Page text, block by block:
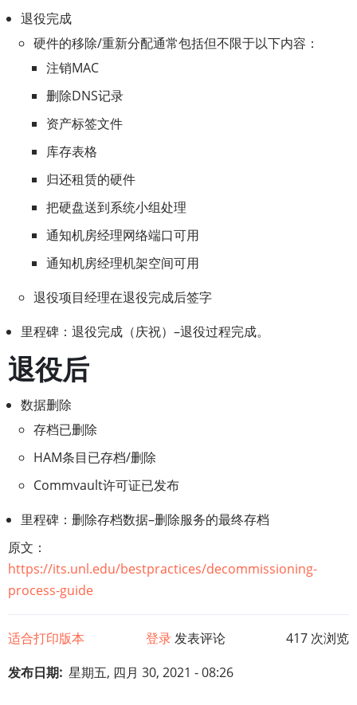
退役完成
硬件的移除/重新分配通常包括但不限于以下内容：
注销MAC
删除DNS记录
资产标签文件
库存表格
归还租赁的硬件
把硬盘送到系统小组处理
通知机房经理网络端口可用
通知机房经理机架空间可用
退役项目经理在退役完成后签字
里程碑：退役完成（庆祝）–退役过程完成。
退役后
数据删除
存档已删除
HAM条目已存档/删除
Commvault许可证已发布
里程碑：删除存档数据–删除服务的最终存档
原文：
https://its.unl.edu/bestpractices/decommissioning-
process-guide
适合打印版本 登录发表评论
417 次浏览
发布日期 星期五, 四月 30, 2021 - 08:26